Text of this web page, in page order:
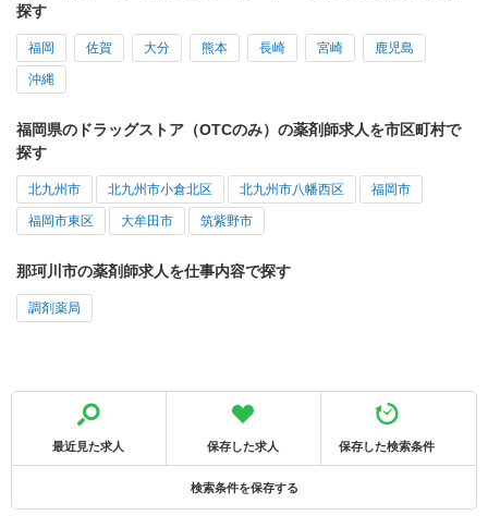
探す
福岡 佐賀 大分 熊本 長崎 宮崎 鹿児島
沖縄
福岡県のドラッグストア（OTCのみ）の薬剤師求人を市区町村で
探す
北九州市 北九州市小倉北区 北九州市八幡西区 福岡市
福岡市東区 大牟田市 筑紫野市
那珂川市の薬剤師求人を仕事内容で探す
調剤薬局
最近見た求人 保存した求人 保存した検索条件
検索条件を保存する